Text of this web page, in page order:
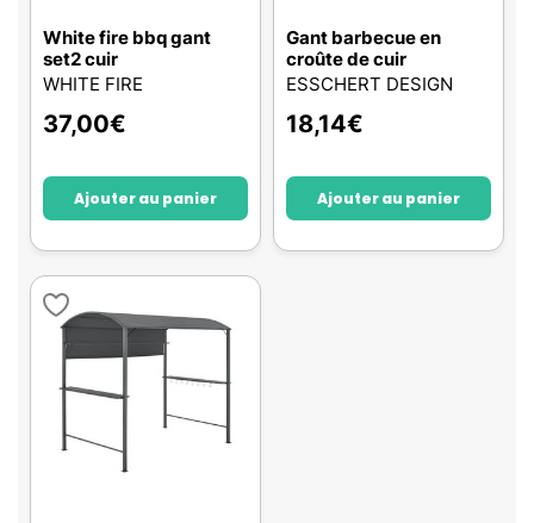
White fire bbq gant
set2 cuir
WHITE FIRE
37,00€
Ajouter au panier
Gant barbecue en
croûte de cuir
ESSCHERT DESIGN
18,14€
Ajouter au panier